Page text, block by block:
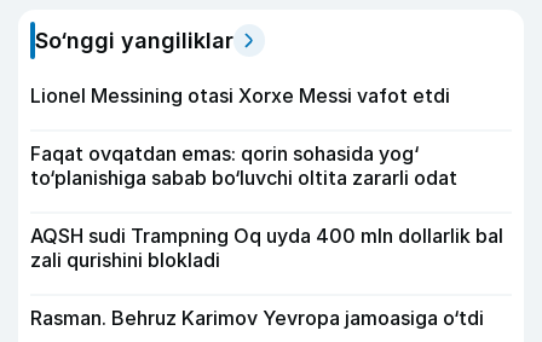
So‘nggi yangiliklar
Lionel Messining otasi Xorxe Messi vafot etdi
Faqat ovqatdan emas: qorin sohasida yog‘
to‘planishiga sabab bo‘luvchi oltita zararli odat
AQSH sudi Trampning Oq uyda 400 mln dollarlik bal
zali qurishini blokladi
Rasman. Behruz Karimov Yevropa jamoasiga o‘tdi